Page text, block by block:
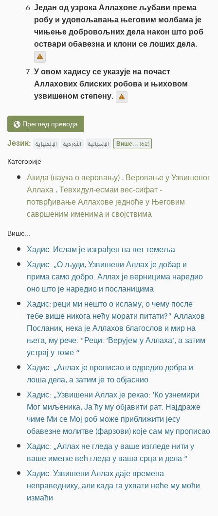
Један од узрока Аллахове љубави према
робу и удовољавања његовим молбама је
чињење добровољних дела након што роб
оствари обавезна и клони се лоших дела.
У овом хадису се указује на почаст
Аллахових блиских робова и њиховом
узвишеном степену.
Преглед превода
Језик: الإنجليزية الأوردية الإسبانية Више...(62)
Категорије
Акида (наука о веровању).Веровање у Узвишеног
Аллаха.Тевхидул-есмаи вес-сифат -
потврђивање Аллахове једноће у Његовим
савршеним именима и својствима
Више...
Хадис: Ислам је изграђен на пет темеља
Хадис: „О људи, Узвишени Аллах је добар и
прима само добро. Аллах је верницима наредио
оно што је наредио и посланицима
Хадис: реци ми нешто о исламу, о чему после
тебе више никога нећу морати питати?” Аллахов
Посланик, нека је Аллахов благослов и мир на
њега, му рече: "Реци: ‘Верујем у Аллаха’, а затим
устрај у томе.“
Хадис: „Аллах је прописао и одредио добра и
лоша дела, а затим је то објаснио
Хадис: „Узвишени Аллах је рекао: ‘Ко узнемири
Мог миљеника, Ја ћу му објавити рат. Најдраже
чиме Ми се Мој роб може приближити јесу
обавезне молитве (фарзови) које сам му прописао
Хадис: „Аллах не гледа у ваше изгледе нити у
ваше иметке већ гледа у ваша срца и дела.”
Хадис: Узвишени Аллах даје времена
неправеднику, али када га ухвати неће му моћи
измаћи